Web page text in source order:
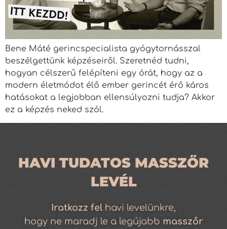
Bene Máté gerincspecialista gyógytornásszal
beszélgettünk képzéseiről. Szeretnéd tudni,
hogyan célszerű felépíteni egy órát, hogy az a
modern életmódot élő ember gerincét érő káros
hatásokat a legjobban ellensúlyozni tudja? Akkor
ez a képzés neked szól.
HAVI TUDATOS MASSZŐR
LEVÉL
Iratkozz fel havi levelünkre,
hogy ne maradj le a legújabb masszőr